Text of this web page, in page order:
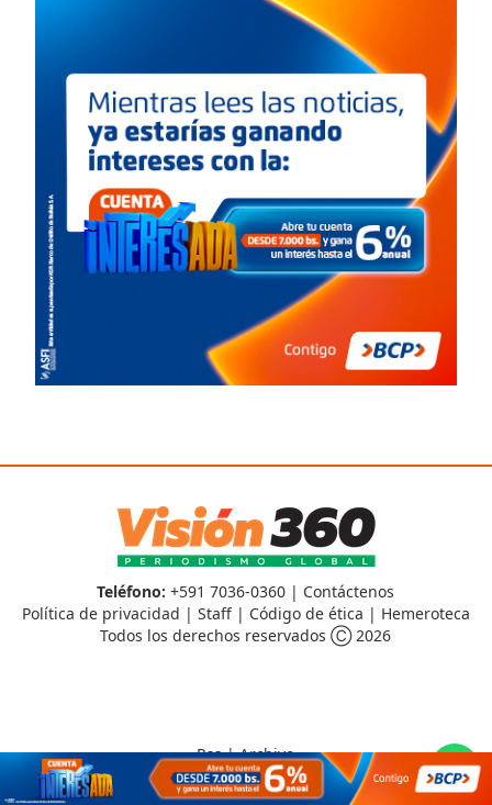
Teléfono: +591 7036-0360 | Contáctenos
Política de privacidad | Staff| Código de ética | Hemeroteca
Todos los derechos reservados Ⓒ 2026
Rss|Archivo
CMS para mediosbyTroop